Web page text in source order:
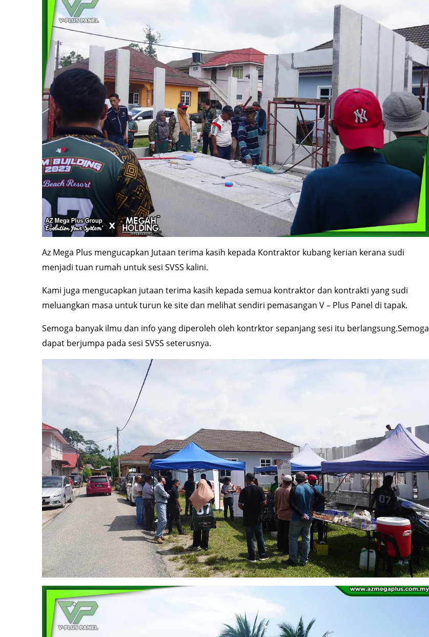
Az Mega Plus mengucapkan Jutaan terima kasih kepada Kontraktor kubang kerian kerana sudi
menjadi tuan rumah untuk sesi SVSS kalini.
Kami juga mengucapkan jutaan terima kasih kepada semua kontraktor dan kontrakti yang sudi
meluangkan masa untuk turun ke site dan melihat sendiri pemasangan V – Plus Panel di tapak.
Semoga banyak ilmu dan info yang diperoleh oleh kontrktor sepanjang sesi itu berlangsung.Semoga
dapat berjumpa pada sesi SVSS seterusnya.